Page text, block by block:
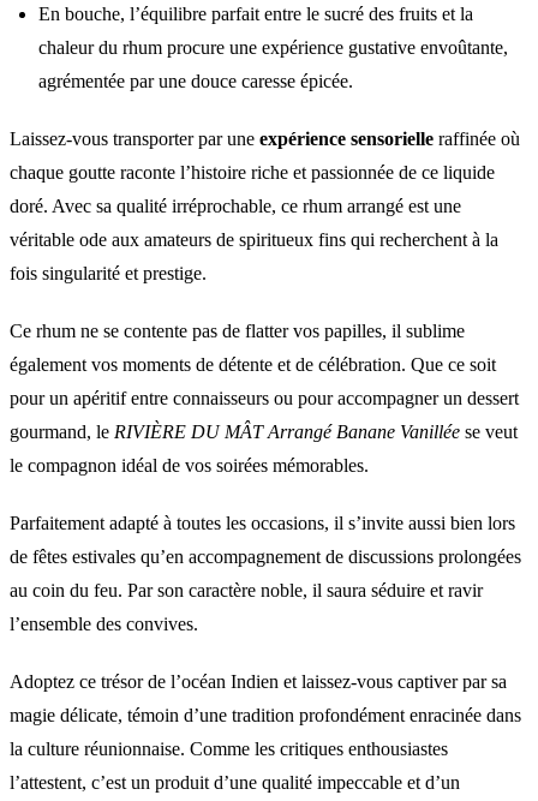
En bouche, l’équilibre parfait entre le sucré des fruits et la
chaleur du rhum procure une expérience gustative envoûtante,
agrémentée par une douce caresse épicée.
Laissez-vous transporter par une expérience sensorielle raffinée où
chaque goutte raconte l’histoire riche et passionnée de ce liquide
doré. Avec sa qualité irréprochable, ce rhum arrangé est une
véritable ode aux amateurs de spiritueux fins qui recherchent à la
fois singularité et prestige.
Ce rhum ne se contente pas de flatter vos papilles, il sublime
également vos moments de détente et de célébration. Que ce soit
pour un apéritif entre connaisseurs ou pour accompagner un dessert
gourmand, le RIVIÈRE DU MÂT Arrangé Banane Vanillée se veut
le compagnon idéal de vos soirées mémorables.
Parfaitement adapté à toutes les occasions, il s’invite aussi bien lors
de fêtes estivales qu’en accompagnement de discussions prolongées
au coin du feu. Par son caractère noble, il saura séduire et ravir
l’ensemble des convives.
Adoptez ce trésor de l’océan Indien et laissez-vous captiver par sa
magie délicate, témoin d’une tradition profondément enracinée dans
la culture réunionnaise. Comme les critiques enthousiastes
l’attestent, c’est un produit d’une qualité impeccable et d’un